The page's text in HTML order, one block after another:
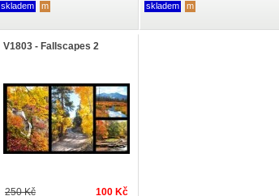
skladem m skladem m
V1803 - Fallscapes 2
250 Kč 100 Kč